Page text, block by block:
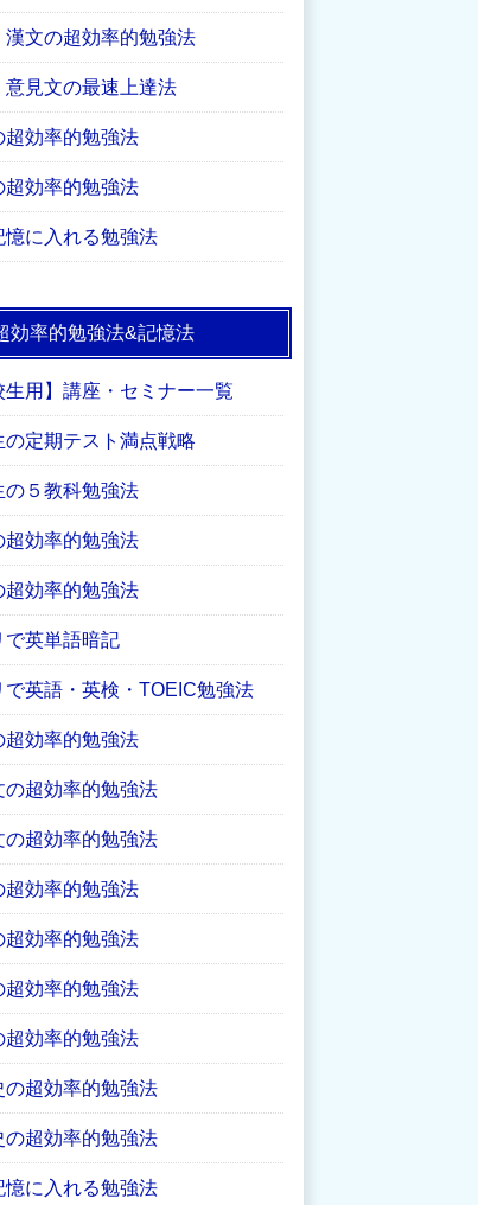
漢文の超効率的勉強法
意見文の最速上達法
超効率的勉強法
超効率的勉強法
憶に入れる勉強法
効率的勉強法&記憶法
生用】講座・セミナー一覧
の定期テスト満点戦略
の５教科勉強法
超効率的勉強法
超効率的勉強法
で英単語暗記
で英語・英検・TOEIC勉強法
超効率的勉強法
の超効率的勉強法
の超効率的勉強法
超効率的勉強法
超効率的勉強法
超効率的勉強法
超効率的勉強法
の超効率的勉強法
の超効率的勉強法
憶に入れる勉強法